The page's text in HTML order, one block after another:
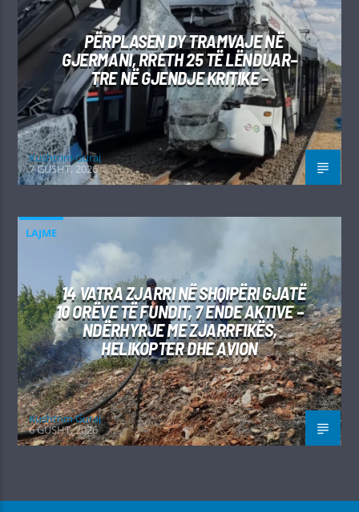
PËRPLASEN DY TRAMVAJE NË
GJERMANI, RRETH 25 TË LËNDUAR–
TRE NË GJENDJE KRITIKE –
Kushtrim Guraj
7 GUSHT, 2026
LAJME
14 VATRA ZJARRI NË SHQIPËRI GJATË
10 ORËVE TË FUNDIT, 7 ENDE AKTIVE –
NDËRHYRJE ME ZJARRFIKËS,
HELIKOPTER DHE AVION
Kushtrim Guraj
6 GUSHT, 2026